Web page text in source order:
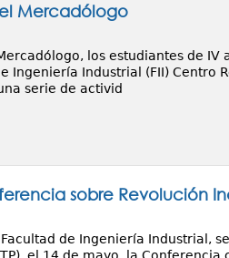
Mercadólogo
los estudiantes de IV
Ingeniería Industrial (FII) Centro
serie de activid
sobre Revolución
de Ingeniería Industrial,